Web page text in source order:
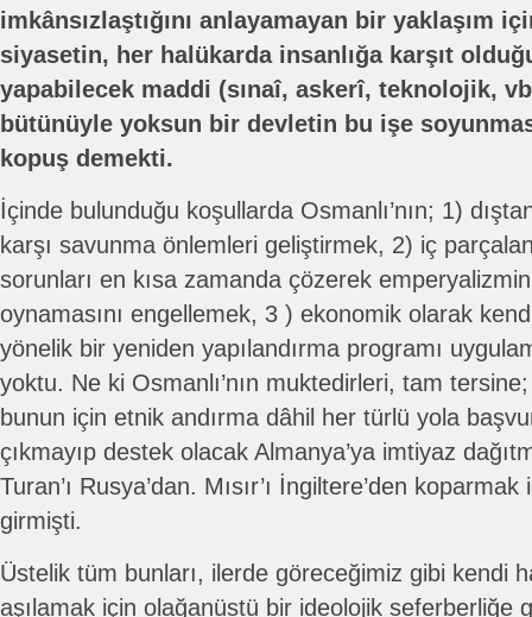
imkânsızlaştığını anlayamayan bir yaklaşım
siyasetin, her halükarda insanlığa karşıt
yapabilecek maddi (sınaî, askerî, teknolojik,
bütünüyle yoksun bir devletin bu işe
kopuş demekti.
İçinde bulunduğu koşullarda Osmanlı’nın; 1)
karşı savunma önlemleri geliştirmek, 2) iç
sorunları en kısa zamanda çözerek emperyalizmin
oynamasını engellemek, 3 ) ekonomik olarak
yönelik bir yeniden yapılandırma programı
yoktu. Ne ki Osmanlı’nın muktedirleri, tam
bunun için etnik andırma dâhil her türlü yola
çıkmayıp destek olacak Almanya’ya imtiyaz
Turan’ı Rusya’dan. Mısır’ı İngiltere’den
girmişti.
Üstelik tüm bunları, ilerde göreceğimiz gibi kendi
aşılamak için olağanüstü bir ideolojik seferberliğe